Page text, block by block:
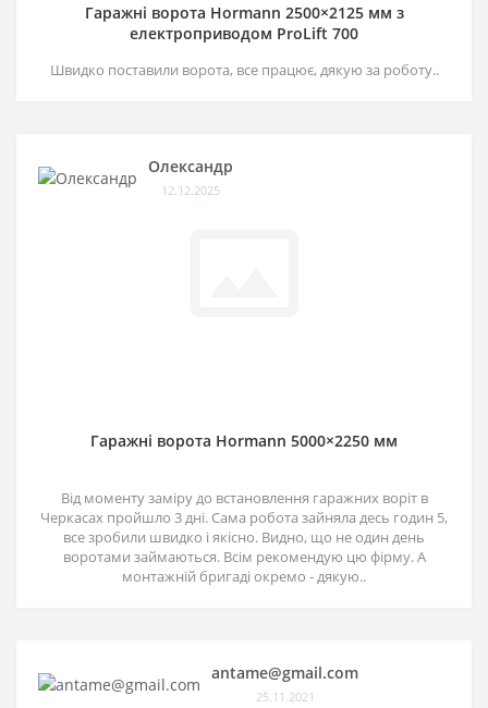
Гаражні ворота Hormann 2500×2125 мм з
електроприводом ProLift 700
Швидко поставили ворота, все працює, дякую за роботу..
Олександр
12.12.2025
Гаражні ворота Hormann 5000×2250 мм
Від моменту заміру до встановлення гаражних воріт в
Черкасах пройшло 3 дні. Сама робота зайняла десь годин 5,
все зробили швидко і якісно. Видно, що не один день
воротами займаються. Всім рекомендую цю фірму. А
монтажній бригаді окремо - дякую..
antame@gmail.com
25.11.2021